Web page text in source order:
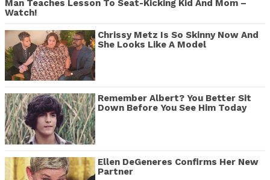
Man Teaches Lesson To Seat-Kicking Kid And Mom –
Watch!
Chrissy Metz Is So Skinny Now And
She Looks Like A Model
Remember Albert? You Better Sit
Down Before You See Him Today
Ellen DeGeneres Confirms Her New
Partner